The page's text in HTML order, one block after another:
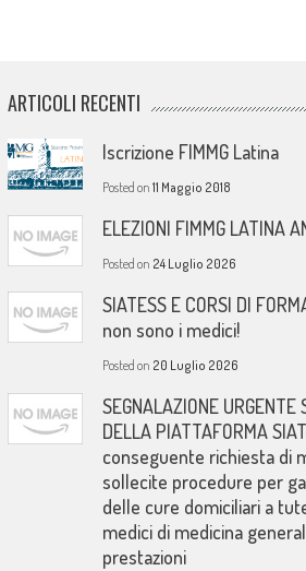
ARTICOLI RECENTI
Iscrizione FIMMG Latina
Posted on 11 Maggio 2018
ELEZIONI FIMMG LATINA
Posted on 24 Luglio 2026
SIATESS E CORSI DI
non sono i medici!
Posted on 20 Luglio 2026
SEGNALAZIONE
DELLA PIATTAFORMA
conseguente richiesta di
sollecite procedure per
delle cure domiciliari a
medici di medicina
prestazioni